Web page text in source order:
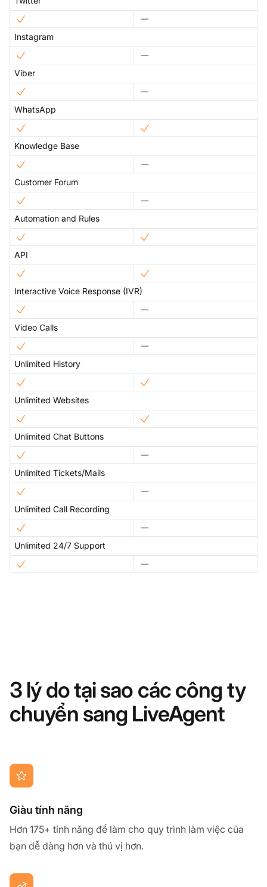
Instagram
Viber
WhatsApp
Knowledge Base
Customer Forum
Automation and Rules
API
Interactive Voice Response (IVR)
Video Calls
Unlimited History
Unlimited Websites
Unlimited Chat Buttons
Unlimited Tickets/Mails
Unlimited Call Recording
Unlimited 24/7 Support
3 lý do tại sao các công ty
chuyển sang LiveAgent
Giàu tính năng
Hơn 175+ tính năng để làm cho quy trình làm việc của
bạn dễ dàng hơn và thú vị hơn.